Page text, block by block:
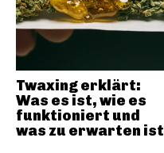
Twaxing erklärt:
Was es ist, wie es
funktioniert und
was zu erwarten ist